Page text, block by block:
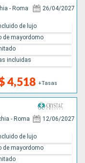
- Roma 26/04/2027
4,518 +Tasas
de lujo
de mayordomo
incluidas
- Roma 12/06/2027
de lujo
de mayordomo